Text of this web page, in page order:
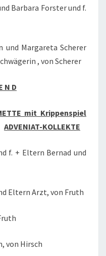
Barbara Forster und f.
und Margareta Scherer
, von Scherer
N D
mit Krippenspiel
ADVENIAT-KOLLEKTE
f. + Eltern Bernad und
Eltern Arzt, von Fruth
von Hirsch